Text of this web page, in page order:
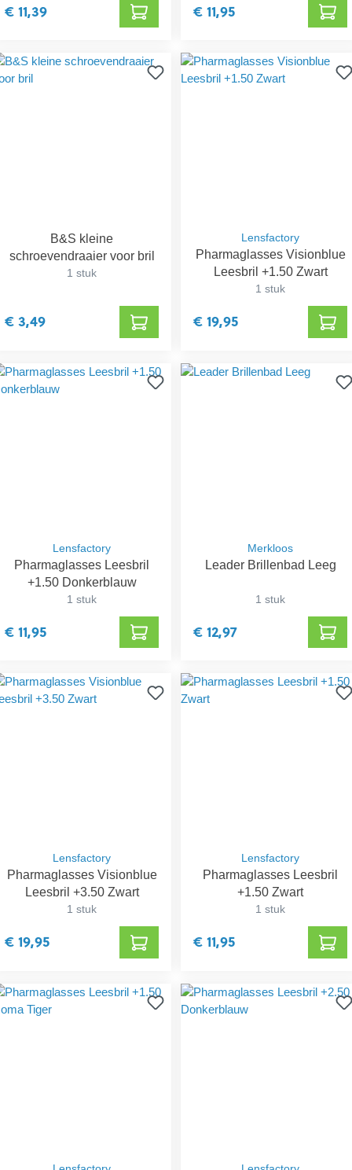
€ 11,39 € 11,95
B&S kleine
schroevendraaier voor bril
1 stuk
€ 3,49
Lensfactory
Pharmaglasses Visionblue
Leesbril +1.50 Zwart
1 stuk
€ 19,95
Lensfactory
Pharmaglasses Leesbril
+1.50 Donkerblauw
1 stuk
€ 11,95
Merkloos
Leader Brillenbad Leeg
1 stuk
€ 12,97
Lensfactory
Pharmaglasses Visionblue
Leesbril +3.50 Zwart
1 stuk
€ 19,95
Lensfactory
Pharmaglasses Leesbril
+1.50 Zwart
1 stuk
€ 11,95